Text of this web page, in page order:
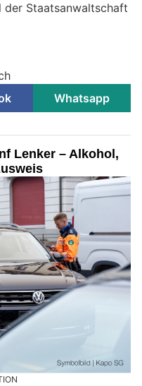
der Staatsanwaltschaft
Whatsapp
Lenker – Alkohol,